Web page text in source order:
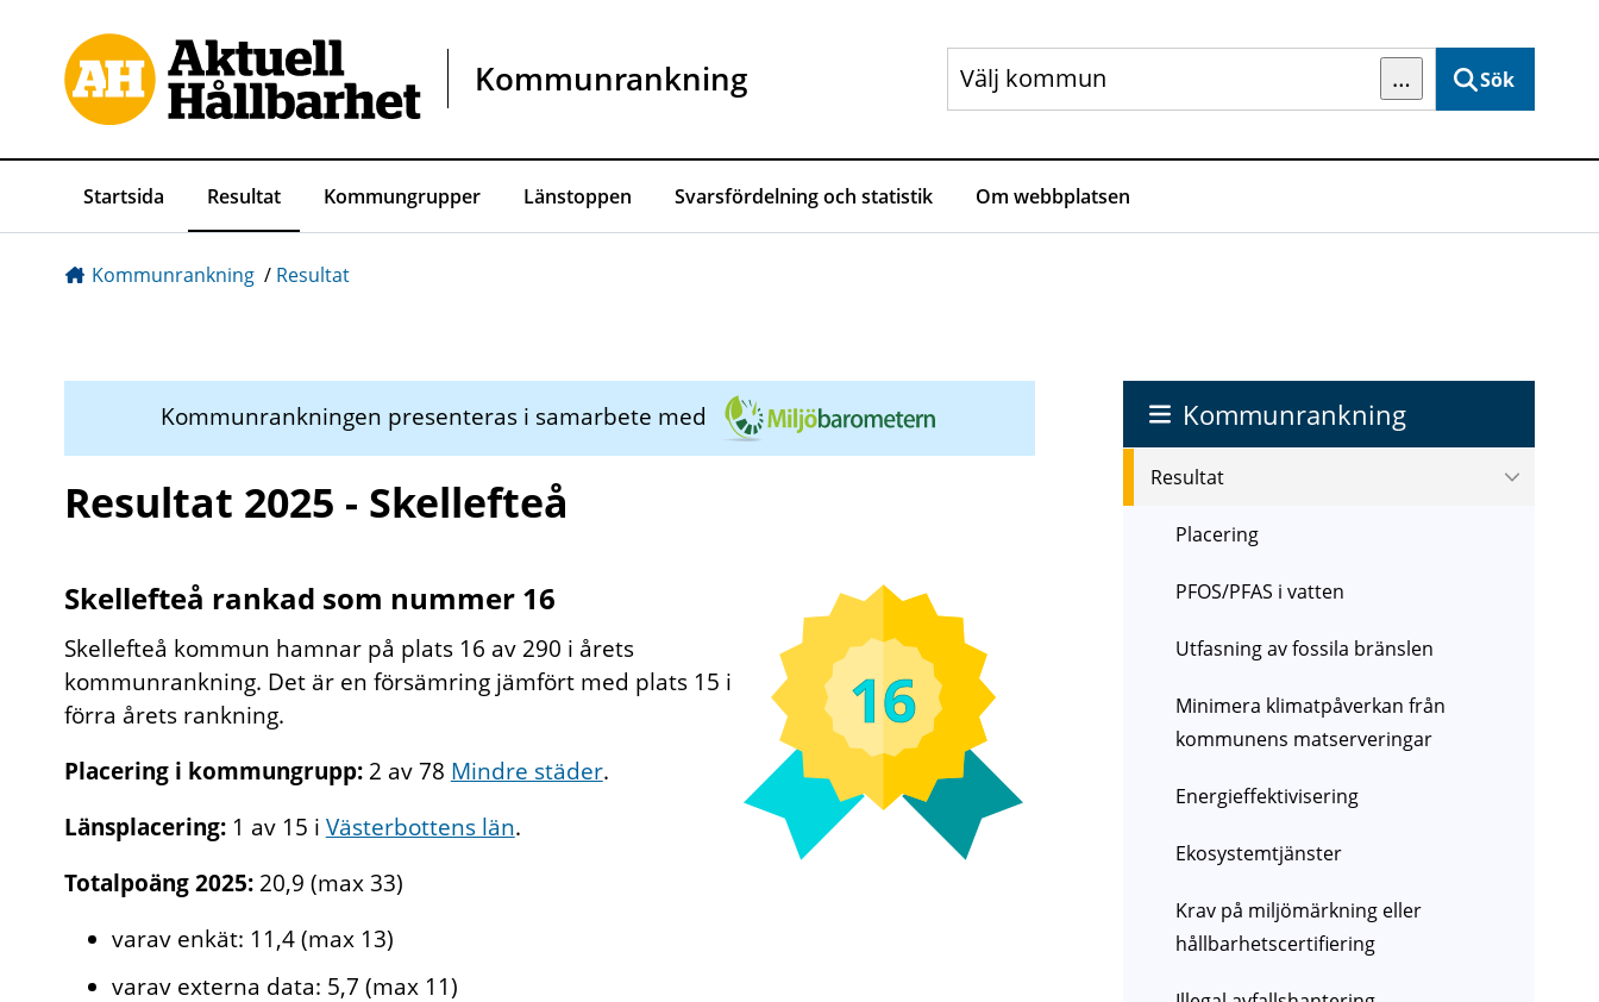
Kommunrankning … Sök
Startsida Resultat Kommungrupper Länstoppen Svarsfördelning och statistik Om webbplatsen
Kommunrankning / Resultat
Kommunrankningen presenteras i samarbete med
Resultat 2025 - Skellefteå
Skellefteå rankad som nummer 16
Skellefteå kommun hamnar på plats 16 av 290 i årets
kommunrankning. Det är en försämring jämfört med plats 15 i
förra årets rankning.
Placering i kommungrupp:2 av 78 Mindre städer.
Länsplacering:1 av 15 i Västerbottens län.
Totalpoäng 2025:20,9 (max 33)
varav enkät: 11,4 (max 13)
varav externa data: 5,7 (max 11)
16
Kommunrankning
Resultat
Placering
PFOS/PFAS i vatten
Utfasning av fossila bränslen
Minimera klimatpåverkan från
kommunens matserveringar
Energieffektivisering
Ekosystemtjänster
Krav på miljömärkning eller
hållbarhetscertifiering